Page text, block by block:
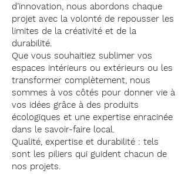
d’innovation, nous abordons chaque
projet avec la volonté de repousser les
limites de la créativité et de la
durabilité.
Que vous souhaitiez sublimer vos
espaces intérieurs ou extérieurs ou les
transformer complètement, nous
sommes à vos côtés pour donner vie à
vos idées grâce à des produits
écologiques et une expertise enracinée
dans le savoir-faire local.
Qualité, expertise et durabilité : tels
sont les piliers qui guident chacun de
nos projets.